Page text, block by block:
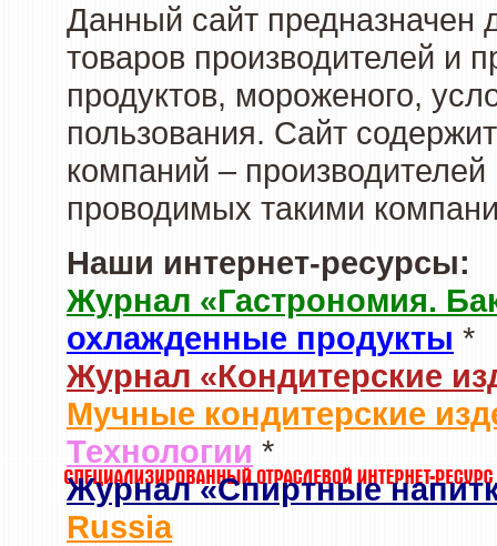
Данный сайт предназначен
товаров производителей и
продуктов, мороженого,
пользования. Сайт
компаний –
проводимых такими
Наши интернет-ресурсы:
Журнал «Гастрономия.
охлажденные продукты *
Журнал «Кондитерские
Мучные кондитерские
Технологии *
Журнал «Спиртные
Russia